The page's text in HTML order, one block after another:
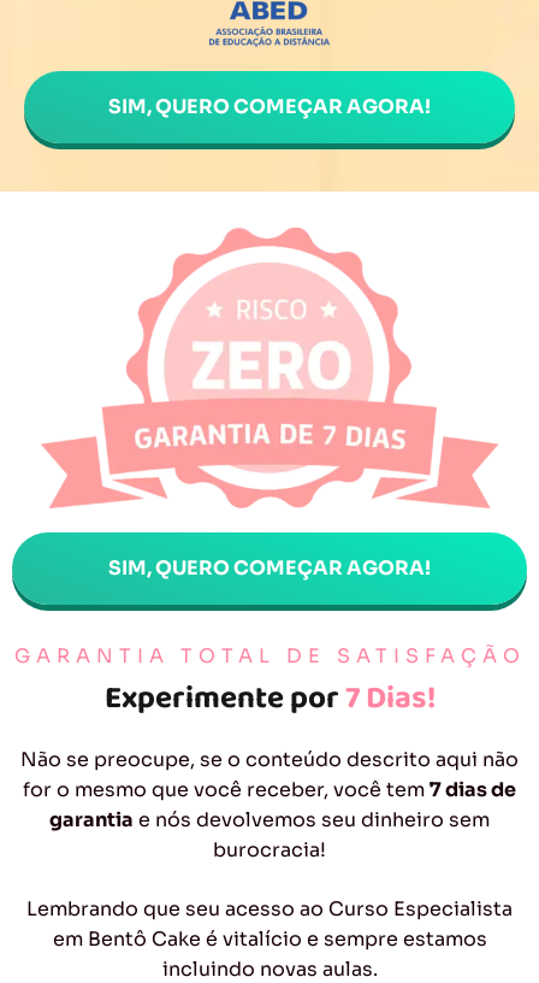
SIM, QUERO COMEÇAR AGORA!
GARANTIA TOTAL DE SATISFAÇÃO
Experimente por7 Dias!
Não se preocupe, se o conteúdo descrito aqui não
for o mesmo que você receber, você tem7 dias de
garantia e nós devolvemos seu dinheiro sem
burocracia!
Lembrando que seu acesso ao Curso Especialista
em Bentô Cake é vitalício e sempre estamos
incluindo novas aulas.
SIM, QUERO COMEÇAR AGORA!